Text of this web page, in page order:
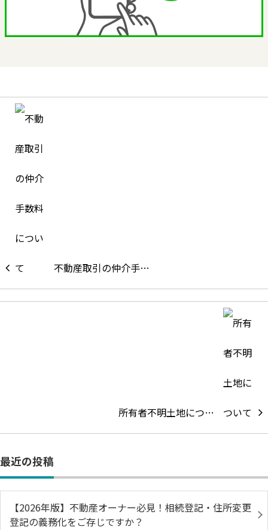
不動産取引の仲介手…
所有者不明土地につ…
最近の投稿
【2026年版】不動産オーナー必見！相続登記・住所変更
登記の義務化をご存じですか？